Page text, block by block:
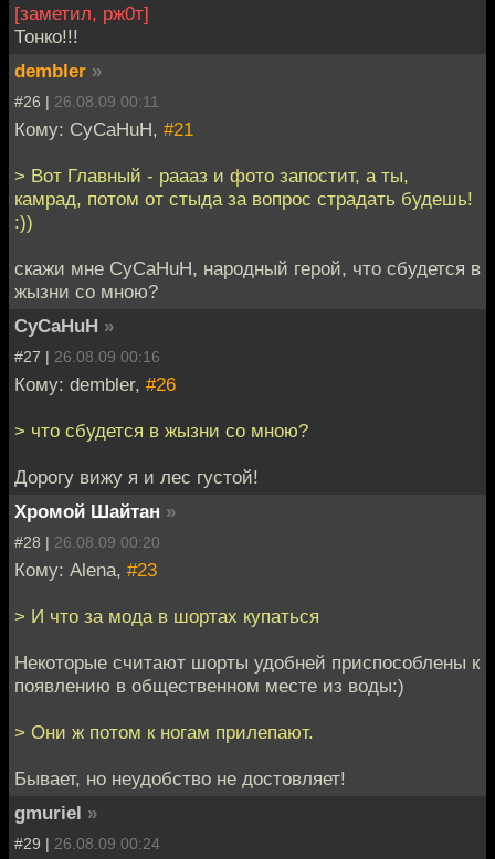
[заметил, рж0т]
Тонко!!!
dembler »
#26 | 26.08.09 00:11
Кому: CyCaHuH, #21
> Вот Главный - раааз и фото запостит, а ты,
камрад, потом от стыда за вопрос страдать будешь!
:))
скажи мне CyCaHuH, народный герой, что сбудется в
жызни со мною?
CyCaHuH »
#27 | 26.08.09 00:16
Кому: dembler, #26
> что сбудется в жызни со мною?
Дорогу вижу я и лес густой!
Хромой Шайтан »
#28 | 26.08.09 00:20
Кому: Alena, #23
> И что за мода в шортах купаться
Некоторые считают шорты удобней приспособлены к
появлению в общественном месте из воды:)
> Они ж потом к ногам прилепают.
Бывает, но неудобство не достовляет!
gmuriel »
#29 | 26.08.09 00:24